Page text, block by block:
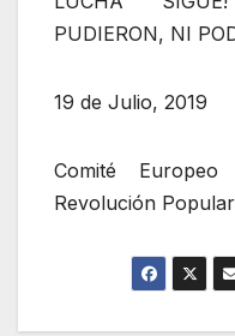
PUDIERON, NI
19 de Julio, 2019
Comité
Revolución